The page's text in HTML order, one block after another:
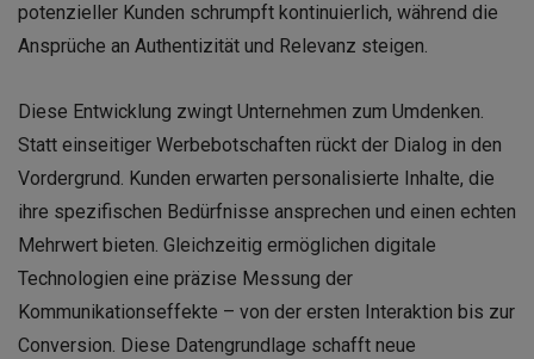
potenzieller Kunden schrumpft kontinuierlich, während die
Ansprüche an Authentizität und Relevanz steigen.
Diese Entwicklung zwingt Unternehmen zum Umdenken.
Statt einseitiger Werbebotschaften rückt der Dialog in den
Vordergrund. Kunden erwarten personalisierte Inhalte, die
ihre spezifischen Bedürfnisse ansprechen und einen echten
Mehrwert bieten. Gleichzeitig ermöglichen digitale
Technologien eine präzise Messung der
Kommunikationseffekte – von der ersten Interaktion bis zur
Conversion. Diese Datengrundlage schafft neue